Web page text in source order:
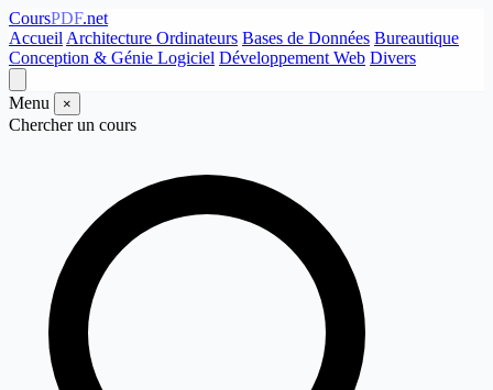
CoursPDF.net
Accueil Architecture Ordinateurs Bases de Données Bureautique
Conception & Génie Logiciel Développement Web Divers
Menu ×
Chercher un cours